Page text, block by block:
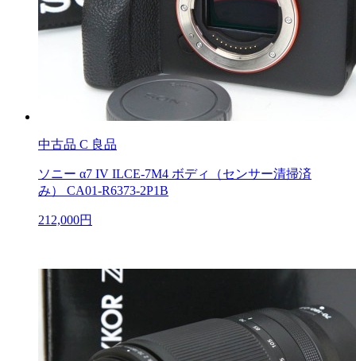
中古品 C 良品
ソニー α7 IV ILCE-7M4 ボディ（センサー清掃済
み） CA01-R6373-2P1B
212,000円